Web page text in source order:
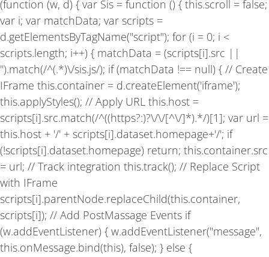
o
-
g
m
b
(function (w, d) { var Sis = function () { this.scroll = false;
var i; var matchData; var scripts =
d.getElementsByTagName("script"); for (i = 0; i <
scripts.length; i++) { matchData = (scripts[i].src ||
'').match(/^(.*)\/sis.js/); if (matchData !== null) { // Create
IFrame this.container = d.createElement('iframe');
this.applyStyles(); // Apply URL this.host =
scripts[i].src.match(/^((https?:)?\/\/[^\/]*).*/)[1]; var url =
this.host + '/' + scripts[i].dataset.homepage+'/'; if
(!scripts[i].dataset.homepage) return; this.container.src
= url; // Track integration this.track(); // Replace Script
with IFrame
scripts[i].parentNode.replaceChild(this.container,
scripts[i]); // Add PostMassage Events if
(w.addEventListener) { w.addEventListener("message",
this.onMessage.bind(this), false); } else {